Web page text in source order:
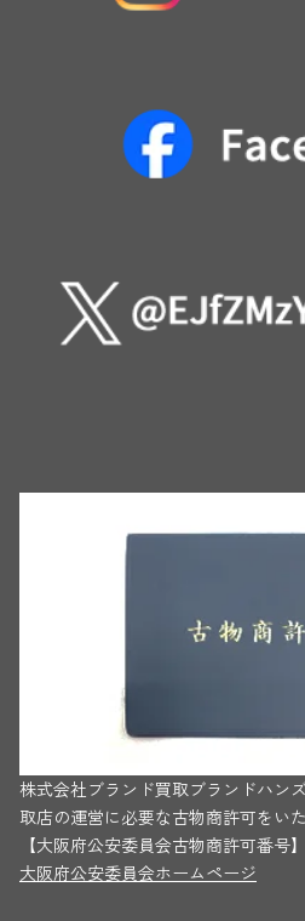
株式会社ブランド買取ブランドハン
取店の運営に必要な古物商許可をい
【大阪府公安委員会古物商許可番号
大阪府公安委員会ホームページ